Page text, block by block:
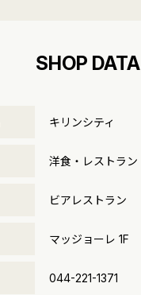
SHOP DATA
キリンシティ
洋食・レストラン
ビアレストラン
マッジョーレ 1F
044-221-1371